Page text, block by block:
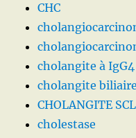
CHC
cholangite à IgG4
cholangite
CHOLANGITE
cholestase